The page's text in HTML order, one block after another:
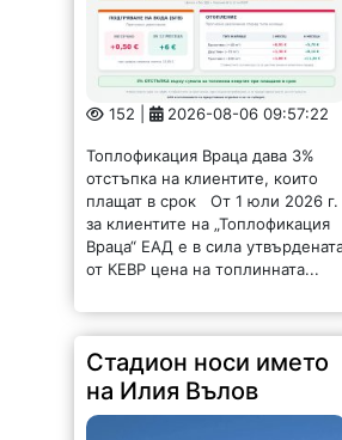
152 | 2026-08-06 09:57:22
Топлофикация Враца дава 3%
отстъпка на клиентите, които
плащат в срок От 1 юли 2026 г.
за клиентите на „Топлофикация
Враца“ ЕАД е в сила утвърдената
от КЕВР цена на топлинната...
Стадион носи името
на Илия Вълов